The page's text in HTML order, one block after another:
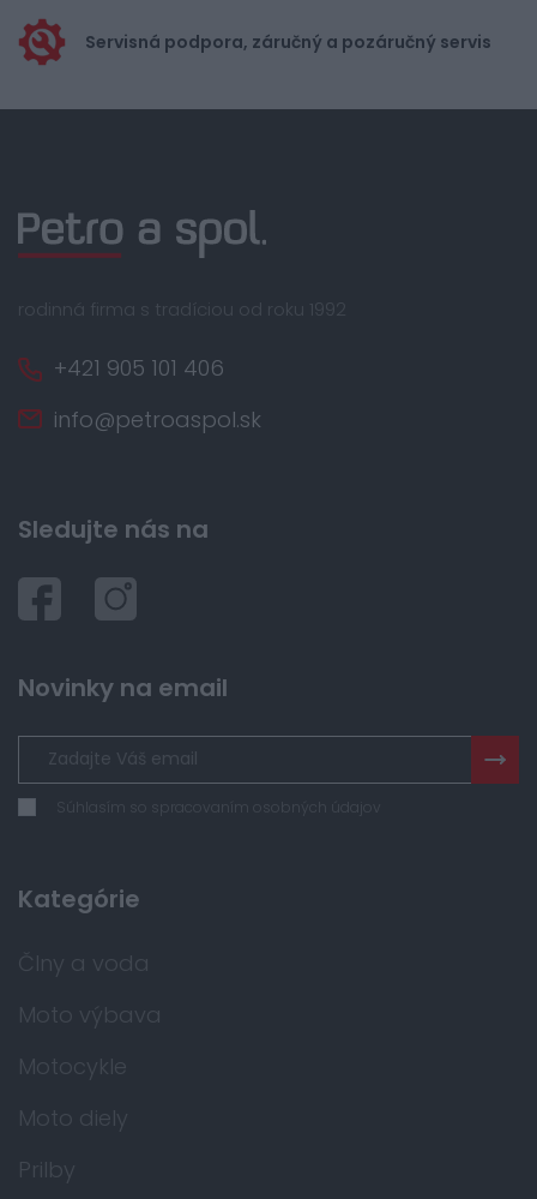
Servisná podpora, záručný a pozáručný servis
rodinná firma s tradíciou od roku 1992
+421 905 101 406
info@petroaspol.sk
Sledujte nás na
Novinky na email
Súhlasím so spracovaním osobných údajov
Kategórie
Člny a voda
Moto výbava
Motocykle
Moto diely
Prilby